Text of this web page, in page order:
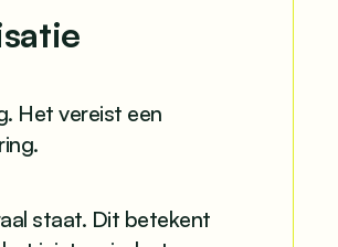
Het vereist een
staat. Dit betekent